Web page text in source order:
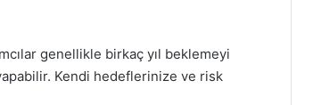
genellikle birkaç yıl beklemeyi
yapabilir. Kendi hedeflerinize ve risk